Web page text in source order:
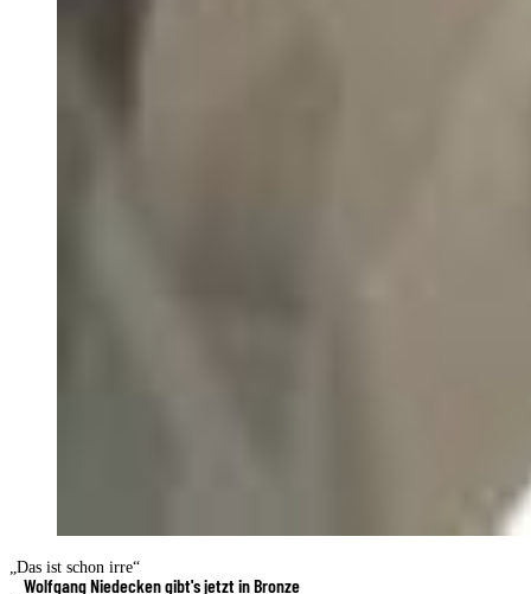
„Das ist schon irre“
Wolfgang Niedecken gibt's jetzt in Bronze